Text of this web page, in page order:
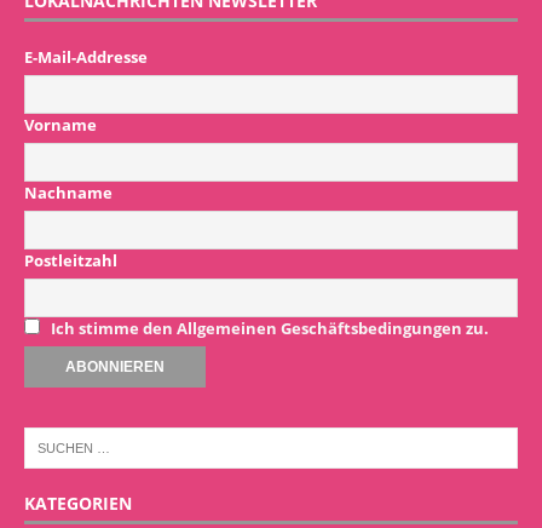
E-Mail-Addresse
Vorname
Nachname
Postleitzahl
Ich stimme den Allgemeinen Geschäftsbedingungen zu.
KATEGORIEN